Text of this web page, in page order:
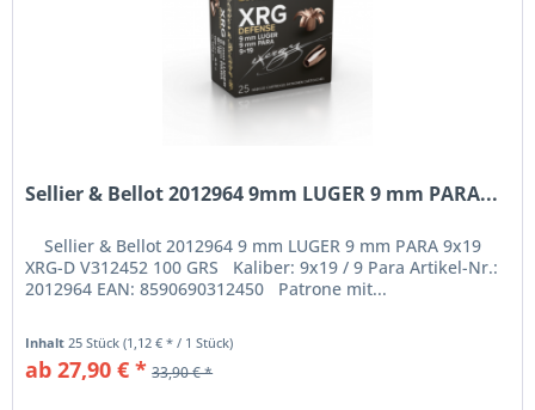
Sellier & Bellot 2012964 9mm LUGER 9 mm PARA...
Sellier & Bellot 2012964 9 mm LUGER 9 mm PARA 9x19
XRG-D V312452 100 GRS Kaliber: 9x19 / 9 Para Artikel-Nr.:
2012964 EAN: 8590690312450 Patrone mit...
Inhalt 25 Stück(1,12 € * / 1 Stück)
ab 27,90 € * 33,90 € *